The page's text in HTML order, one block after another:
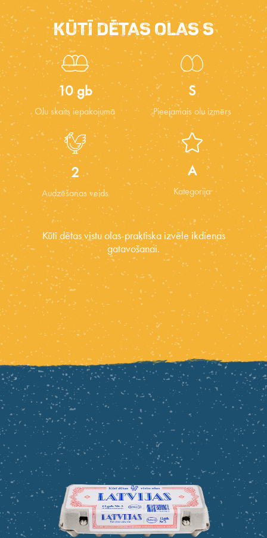
Kūtī dētas olas S
10 gb
Olu skaits iepakojumā
S
Pieejamais olu izmērs
2
Audzēšanas veids
A
Kategorija
Kūtī dētas vistu olas-praktiska izvēle ikdienas
gatavošanai.